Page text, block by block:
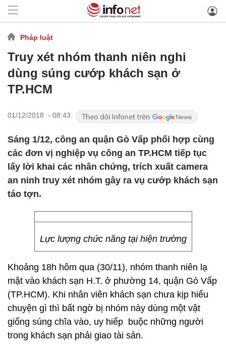
Pháp luật
Truy xét nhóm thanh niên nghi
dùng súng cướp khách sạn ở
TP.HCM
01/12/2018 - 08:43
Sáng 1/12, công an quận Gò Vấp phối hợp cùng
các đơn vị nghiệp vụ công an TP.HCM tiếp tục
lấy lời khai các nhân chứng, trích xuất camera
an ninh truy xét nhóm gây ra vụ cướp khách sạn
táo tợn.
Lực lượng chức năng tại hiện trường
Khoảng 18h hôm qua (30/11), nhóm thanh niên lạ
mặt vào khách sạn H.T. ở phường 14, quận Gò Vấp
(TP.HCM). Khi nhân viên khách sạn chưa kịp hiểu
chuyện gì thì bất ngờ bị nhóm này dùng một vật
giống súng chĩa vào, uy hiếp buộc những người
trong khách sạn phải giao tài sản.